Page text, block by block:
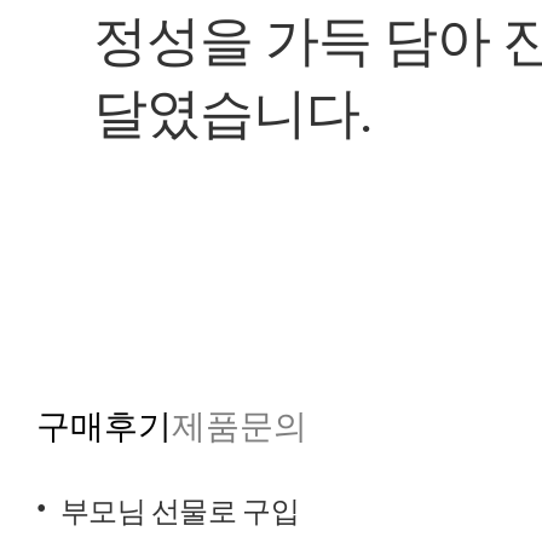
정성을 가득 담아
달였습니다.
구매후기 제품문의
부모님 선물로 구입